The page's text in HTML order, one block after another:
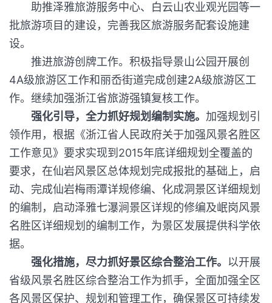
助推泽雅旅游服务中心、白云山农业观光园等一
批旅游项目的建设，完善我区旅游服务配套设施建
设。
推进旅游创牌工作。积极指导景山公园开展创
4A级旅游区工作和丽岙街道完成创建2A级旅游区工
作。继续加强浙江省旅游强镇复核工作。
强化引导，全力抓好规划编制实施。 加强规划引
领作用，根据《浙江省人民政府关于加强风景名胜区
工作意见》要求实现到2015年底详细规划全覆盖的
要求，在仙岩风景区总体规划完成报批的基础上，启
动、完成仙岩梅雨潭详规修编、化成洞景区详细规划
的编制，启动泽雅七瀑涧景区详规的修编及岷岗风景
名胜区详细规划的编制工作，为景区发展提供科学依
据。
强化措施，尽力抓好景区综合整治工作。 以开展
省级风景名胜区综合整治工作为抓手，全面加强全区
各风景区保护、规划和管理工作，确保景区可持续发